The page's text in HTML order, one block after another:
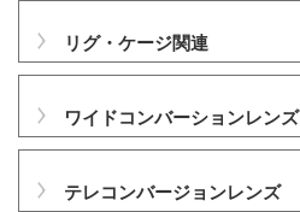
リグ・ケージ関連
ワイドコンバーションレンズ
テレコンバージョンレンズ